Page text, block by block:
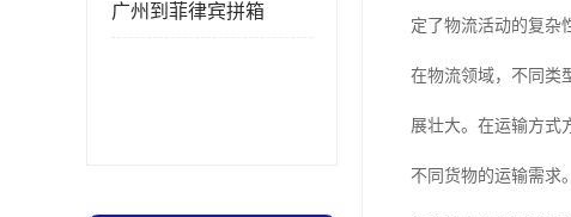
广州到菲律宾拼箱
定了物流活动的复杂
在物流领域，不同类
展壮大。在运输方式
不同货物的运输需求。